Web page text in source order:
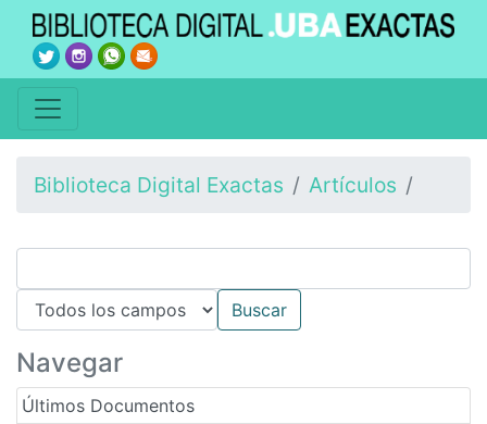
Biblioteca Digital Exactas Artículos
Navegar
Últimos Documentos